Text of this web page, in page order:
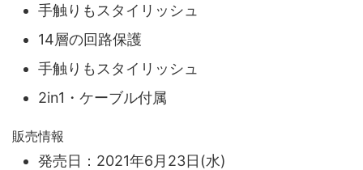
手触りもスタイリッシュ
14層の回路保護
手触りもスタイリッシュ
2in1・ケーブル付属
販売情報
発売日：2021年6月23日(水)